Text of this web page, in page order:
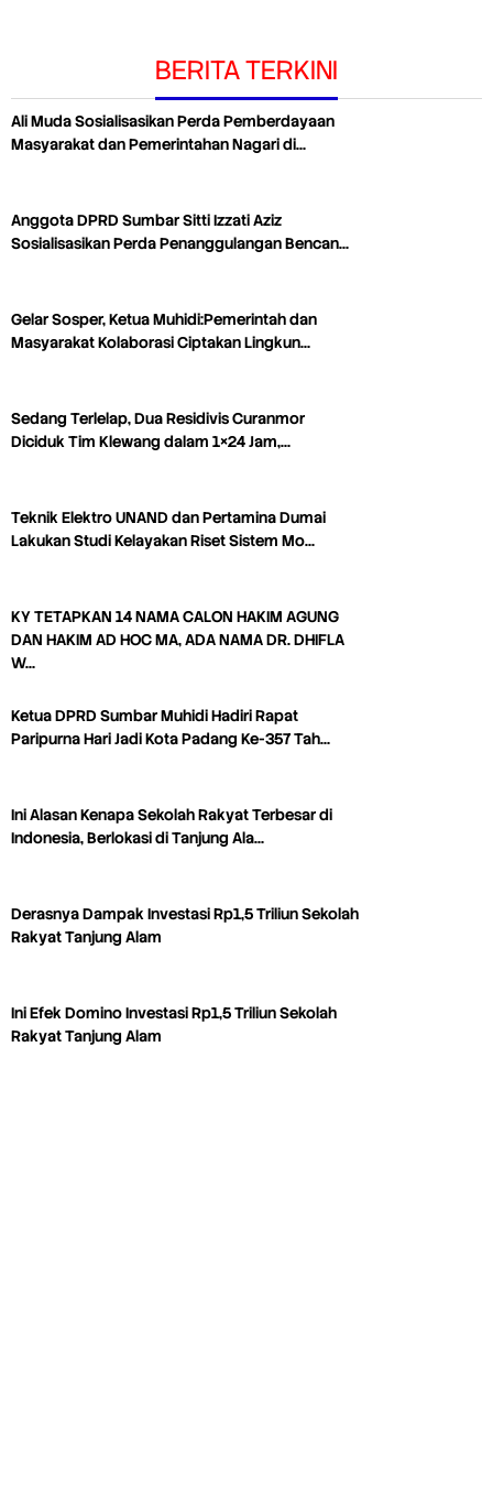
BERITA TERKINI
Ali Muda Sosialisasikan Perda Pemberdayaan
Masyarakat dan Pemerintahan Nagari di…
Anggota DPRD Sumbar Sitti Izzati Aziz
Sosialisasikan Perda Penanggulangan Bencan…
Gelar Sosper, Ketua Muhidi:Pemerintah dan
Masyarakat Kolaborasi Ciptakan Lingkun…
Sedang Terlelap, Dua Residivis Curanmor
Diciduk Tim Klewang dalam 1×24 Jam,…
Teknik Elektro UNAND dan Pertamina Dumai
Lakukan Studi Kelayakan Riset Sistem Mo…
KY TETAPKAN 14 NAMA CALON HAKIM AGUNG
DAN HAKIM AD HOC MA, ADA NAMA DR. DHIFLA
W…
Ketua DPRD Sumbar Muhidi Hadiri Rapat
Paripurna Hari Jadi Kota Padang Ke-357 Tah…
Ini Alasan Kenapa Sekolah Rakyat Terbesar di
Indonesia, Berlokasi di Tanjung Ala…
Derasnya Dampak Investasi Rp1,5 Triliun Sekolah
Rakyat Tanjung Alam
Ini Efek Domino Investasi Rp1,5 Triliun Sekolah
Rakyat Tanjung Alam